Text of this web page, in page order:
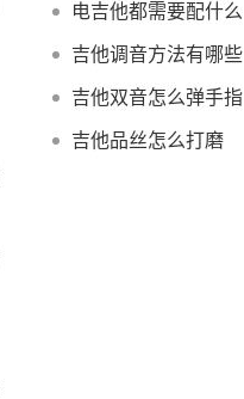
电吉他都需要配什么
吉他调音方法有哪些
吉他双音怎么弹手指
吉他品丝怎么打磨